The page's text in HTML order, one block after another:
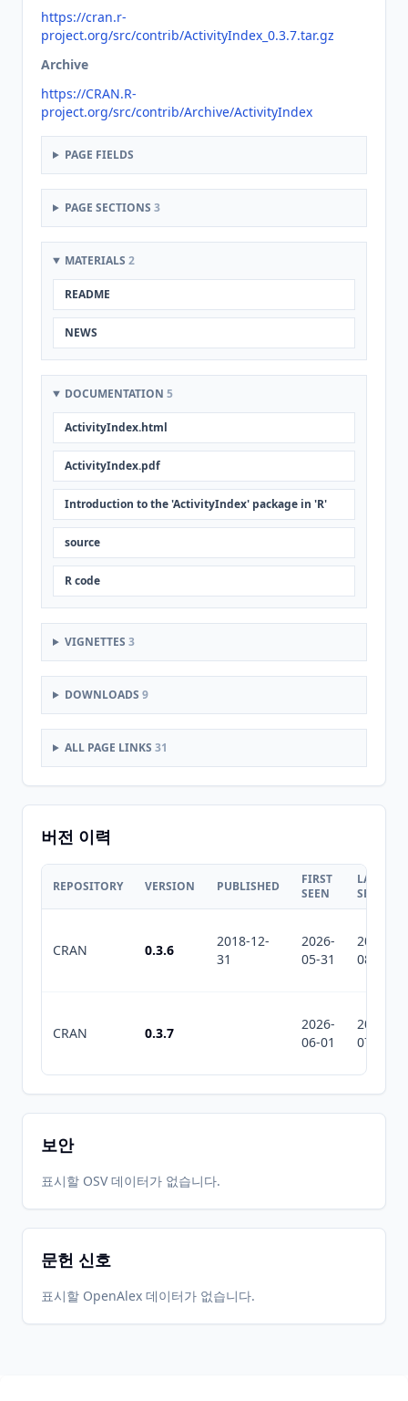
https://cran.r-
project.org/src/contrib/ActivityIndex_0.3.7.tar.gz
Archive
https://CRAN.R-
project.org/src/contrib/Archive/ActivityIndex
PAGE FIELDS
PAGE SECTIONS 3
MATERIALS 2
README
NEWS
DOCUMENTATION 5
ActivityIndex.html
ActivityIndex.pdf
Introduction to the 'ActivityIndex' package in 'R'
source
R code
VIGNETTES 3
DOWNLOADS 9
ALL PAGE LINKS 31
버전 이력
REPOSITORY VERSION PUBLISHED
FIRST
SEEN
LAST
SEEN
CRAN 0.3.6
2018-12-
31
2026-
05-31
2026-
08-08
CRAN 0.3.7
2026-
06-01
2026-
07-10
보안
표시할 OSV 데이터가 없습니다.
문헌 신호
표시할 OpenAlex 데이터가 없습니다.